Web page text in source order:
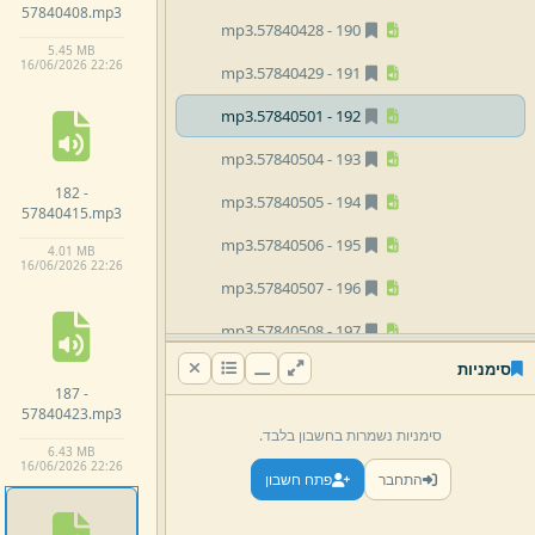
190 -
mp3
191 -
mp3
192 -
mp3
193 -
mp3
194 -
mp3
195 -
mp3
196 -
mp3
197 -
57840508.
mp3
mp3
200 -
57840513.
mp3
201 -
57840514.
mp3
סימניות
סימניות נשמרות בחשבון בלבד.
התחבר פתח חשבון
57840408.mp3
5.45 MB
16/06/2026 22:26
182 -
57840415.mp3
4.01 MB
16/06/2026 22:26
187 -
57840423.mp3
6.43 MB
16/06/2026 22:26